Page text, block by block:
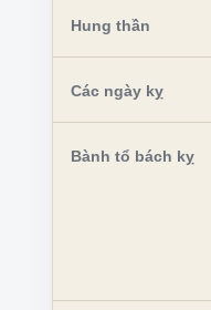
Hung thần
Các ngày kỵ
Bành tổ bách kỵ